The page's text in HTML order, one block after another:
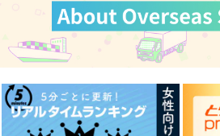
（税込）
十龍之介
サンプル
作品詳細
1,725円（税込）
日車寛見
サンプル
作品詳細